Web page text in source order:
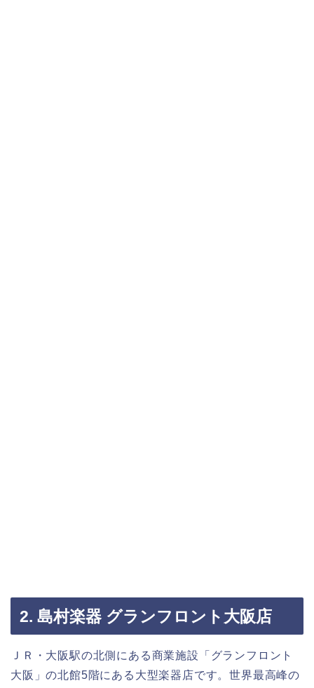
2. 島村楽器 グランフロント大阪店
ＪＲ・大阪駅の北側にある商業施設「グランフロント
大阪」の北館5階にある大型楽器店です。世界最高峰の